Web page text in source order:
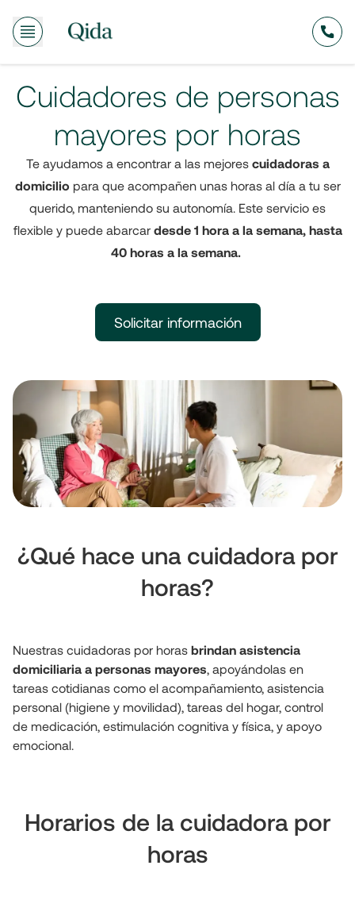
Cuidadores de personas
mayores por horas
Te ayudamos a encontrar a las mejores cuidadoras a
domicilio para que acompañen unas horas al día a tu ser
querido, manteniendo su autonomía. Este servicio es
flexible y puede abarcar desde 1 hora a la semana, hasta
40 horas a la semana.
Solicitar información
¿Qué hace una cuidadora por
horas?
Nuestras cuidadoras por horas brindan asistencia
domiciliaria a personas mayores, apoyándolas en
tareas cotidianas como el acompañamiento, asistencia
personal (higiene y movilidad), tareas del hogar, control
de medicación, estimulación cognitiva y física, y apoyo
emocional.
Horarios de la cuidadora por
horas